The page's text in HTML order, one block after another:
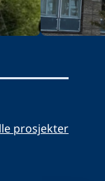
prosjekter